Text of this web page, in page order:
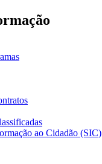
ao Cidadão (SIC)